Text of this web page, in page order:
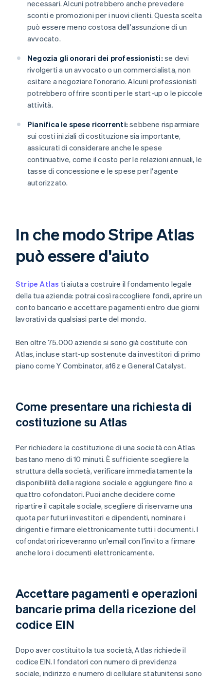
necessari. Alcuni potrebbero anche prevedere
sconti e promozioni per i nuovi clienti. Questa scelta
può essere meno costosa dell'assunzione di un
avvocato.
Negozia gli onorari dei professionisti: se devi
rivolgerti a un avvocato o un commercialista, non
esitare a negoziare l'onorario. Alcuni professionisti
potrebbero offrire sconti per le start-up o le piccole
attività.
Pianifica le spese ricorrenti: sebbene risparmiare
sui costi iniziali di costituzione sia importante,
assicurati di considerare anche le spese
continuative, come il costo per le relazioni annuali, le
tasse di concessione e le spese per l'agente
autorizzato.
In che modo Stripe Atlas
può essere d'aiuto
Stripe Atlas ti aiuta a costruire il fondamento legale
della tua azienda: potrai così raccogliere fondi, aprire un
conto bancario e accettare pagamenti entro due giorni
lavorativi da qualsiasi parte del mondo.
Ben oltre 75.000 aziende si sono già costituite con
Atlas, incluse start-up sostenute da investitori di primo
piano come Y Combinator, a16z e General Catalyst.
Come presentare una richiesta di
costituzione su Atlas
Per richiedere la costituzione di una società con Atlas
bastano meno di 10 minuti. È sufficiente scegliere la
struttura della società, verificare immediatamente la
disponibilità della ragione sociale e aggiungere fino a
quattro cofondatori. Puoi anche decidere come
ripartire il capitale sociale, scegliere di riservarne una
quota per futuri investitori e dipendenti, nominare i
dirigenti e firmare elettronicamente tutti i documenti. I
cofondatori riceveranno un'email con l'invito a firmare
anche loro i documenti elettronicamente.
Accettare pagamenti e operazioni
bancarie prima della ricezione del
codice EIN
Dopo aver costituito la tua società, Atlas richiede il
codice EIN. I fondatori con numero di previdenza
sociale, indirizzo e numero di cellulare statunitensi sono